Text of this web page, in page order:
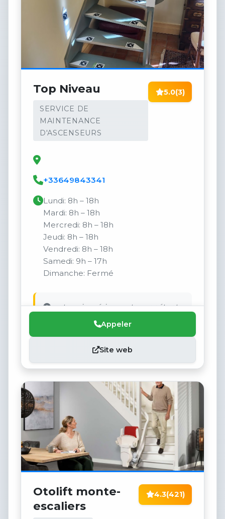
Top Niveau
SERVICE DE
MAINTENANCE
D'ASCENSEURS
5.0(3)
+33649843341
Lundi: 8h – 18h
Mardi: 8h – 18h
Mercredi: 8h – 18h
Jeudi: 8h – 18h
Vendredi: 8h – 18h
Samedi: 9h – 17h
Dimanche: Fermé
entreprise sérieuse et compétente.
Appeler
Site web
Otolift monte-
escaliers
4.3(421)